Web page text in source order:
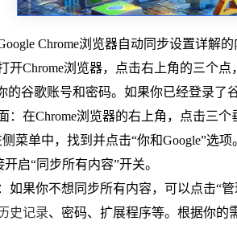
Chrome浏览器自动同步设置详解的
开Chrome浏览器，点击右上角的三个
的谷歌账号和密码。如果你已经登录了
：在Chrome浏览器的右上角，点击三
菜单中，找到并点击“你和Google”选
启“同步所有内容”开关。
如果你不想同步所有内容，可以点击“
史记录、密码、扩展程序等。根据你的